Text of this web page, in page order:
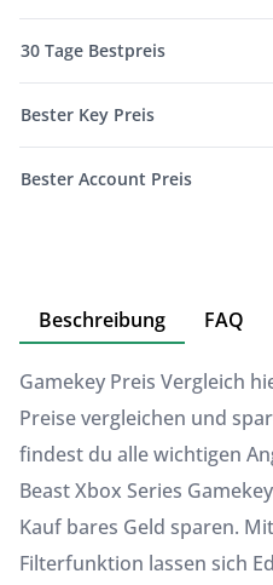
30 Tage Bestpreis
Bester Key Preis
Bester Account Preis
Beschreibung FAQ
Gamekey Preis Vergleich
Preise vergleichen und
findest du alle wichtigen
Beast Xbox Series
Kauf bares Geld sparen.
Filterfunktion lassen sich